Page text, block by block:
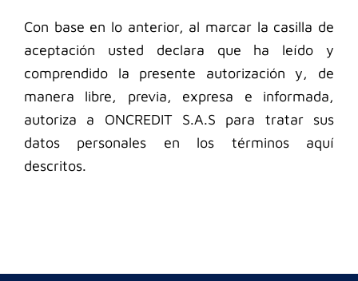
Con base en lo anterior, al marcar la casilla de
aceptación usted declara que ha leído y
comprendido la presente autorización y, de
manera libre, previa, expresa e informada,
autoriza a ONCREDIT S.A.S para tratar sus
datos personales en los términos aquí
descritos.